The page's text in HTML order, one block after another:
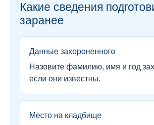
Какие сведения
заранее
Данные захороненного
Назовите фамилию, имя и год
если они известны.
Место на кладбище